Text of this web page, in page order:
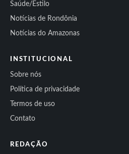
Saúde/Estilo
Notícias de Rondônia
Notícias do Amazonas
INSTITUCIONAL
Sobre nós
Política de privacidade
Termos de uso
Contato
REDAÇÃO